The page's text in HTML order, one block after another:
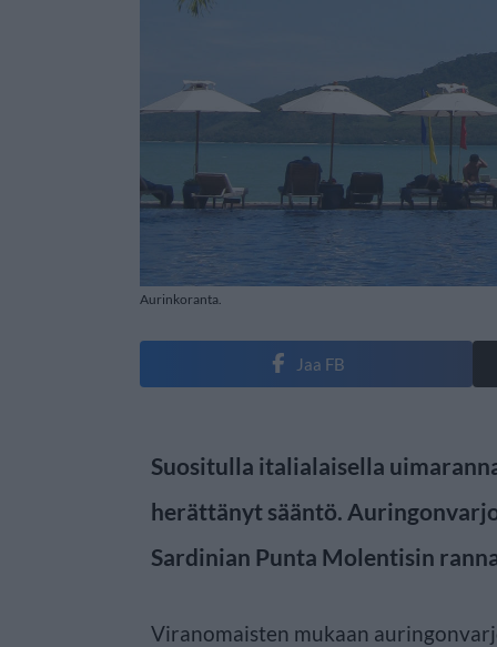
Aurinkoranta.
Jaa FB
Suositulla italialaisella
herättänyt sääntö.
Sardinian Punta Molentisin
Viranomaisten mukaan